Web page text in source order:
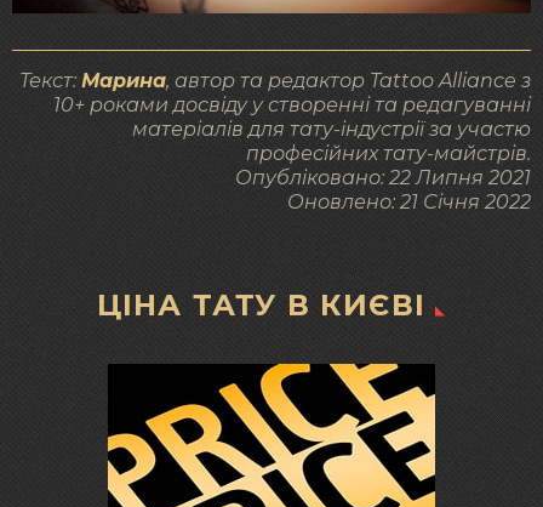
Текст: Марина, автор та редактор Tattoo Alliance з
10+ роками досвіду у створенні та редагуванні
матеріалів для тату-індустрії за участю
професійних тату-майстрів.
Опубліковано:22 Липня 2021
Оновлено:21 Січня 2022
ЦІНА ТАТУ В КИЄВІ